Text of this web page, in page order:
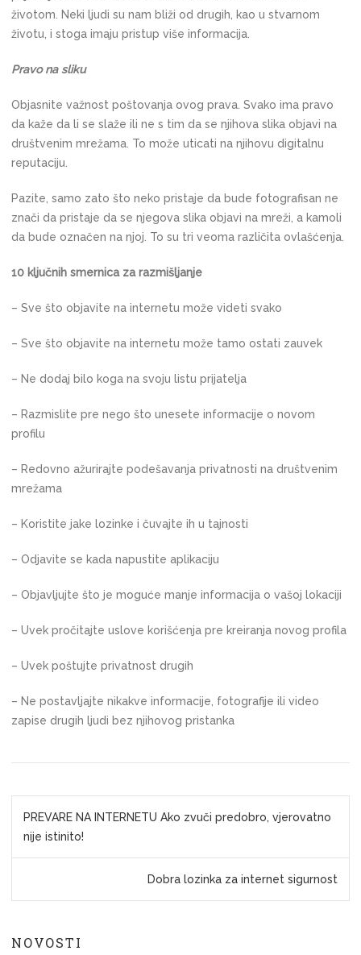
životom. Neki ljudi su nam bliži od drugih, kao u stvarnom
životu, i stoga imaju pristup više informacija.
Pravo na sliku
Objasnite važnost poštovanja ovog prava. Svako ima pravo
da kaže da li se slaže ili ne s tim da se njihova slika objavi na
društvenim mrežama. To može uticati na njihovu digitalnu
reputaciju.
Pazite, samo zato što neko pristaje da bude fotografisan ne
znači da pristaje da se njegova slika objavi na mreži, a kamoli
da bude označen na njoj. To su tri veoma različita ovlašćenja.
10 ključnih smernica za razmišljanje
– Sve što objavite na internetu može videti svako
– Sve što objavite na internetu može tamo ostati zauvek
– Ne dodaj bilo koga na svoju listu prijatelja
– Razmislite pre nego što unesete informacije o novom
profilu
– Redovno ažurirajte podešavanja privatnosti na društvenim
mrežama
– Koristite jake lozinke i čuvajte ih u tajnosti
– Odjavite se kada napustite aplikaciju
– Objavljujte što je moguće manje informacija o vašoj lokaciji
– Uvek pročitajte uslove korišćenja pre kreiranja novog profila
– Uvek poštujte privatnost drugih
– Ne postavljajte nikakve informacije, fotografije ili video
zapise drugih ljudi bez njihovog pristanka
K
t
n
e
PREVARE NA INTERNETU Ako zvuči predobro, vjerovatno
nije istinito!
Dobra lozinka za internet sigurnost
NOVOSTI